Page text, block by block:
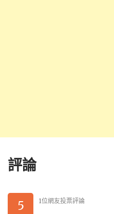
評論
5 1位網友投票評論